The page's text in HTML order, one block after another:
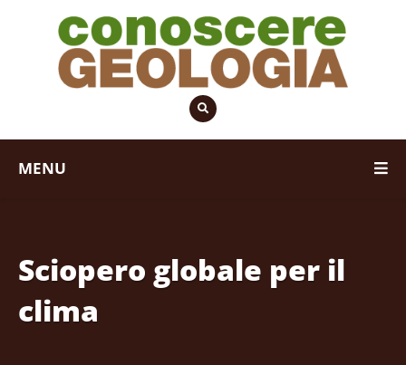
MENU
Sciopero globale per il
clima